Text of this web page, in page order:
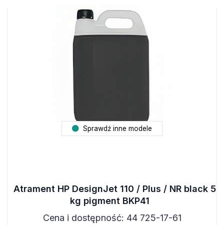
Sprawdź inne modele
Atrament HP DesignJet 110 / Plus / NR black 5
kg pigment BKP41
Cena i dostępność: 44 725-17-61